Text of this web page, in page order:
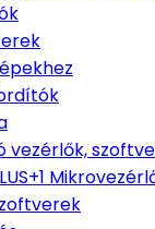
vezérlők,